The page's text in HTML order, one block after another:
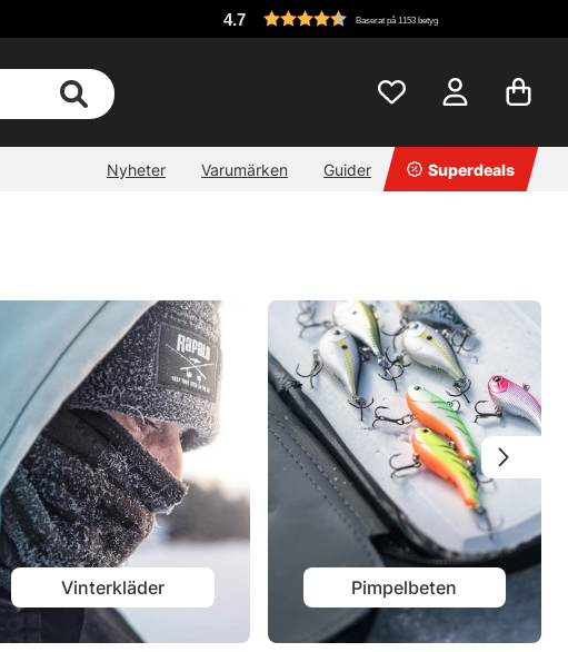
4.7 Baserat på 1153 betyg
Nyheter Varumärken Guider Superdeals
Vinterkläder Pimpelbeten